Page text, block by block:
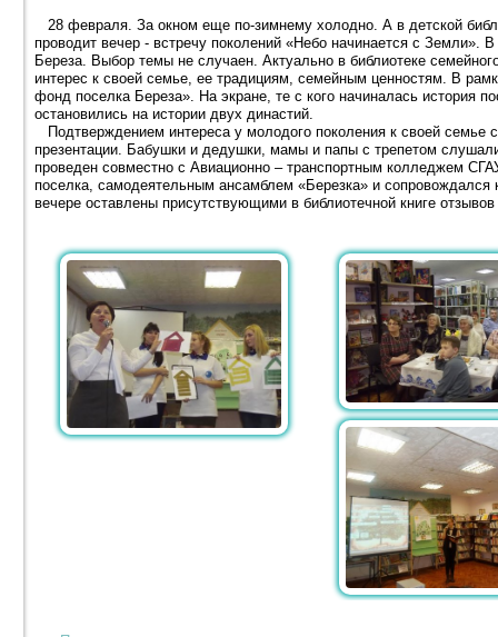
28 февраля. За окном еще по-зимнему холодно. А в детской
проводит вечер - встречу поколений «Небо начинается с
Береза. Выбор темы не случаен. Актуально в библиотеке
интерес к своей семье, ее традициям, семейным ценностям. В
фонд поселка Береза». На экране, те с кого начиналась история
остановились на истории двух династий.
Подтверждением интереса у молодого поколения к своей семье
презентации. Бабушки и дедушки, мамы и папы с трепетом
проведен совместно с Авиационно – транспортным колледжем
поселка, самодеятельным ансамблем «Березка» и
вечере оставлены присутствующими в библиотечной книге